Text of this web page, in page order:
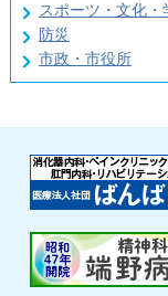
スポーツ・文化・
防災
市政・市役所